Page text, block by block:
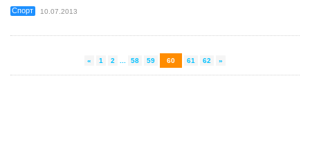
Спорт 10.07.2013
« 1 2 58 59 60 61 62 »